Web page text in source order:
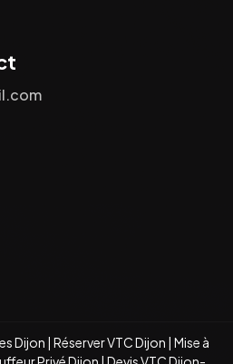
Dijon | Réserver VTC Dijon | Mise à